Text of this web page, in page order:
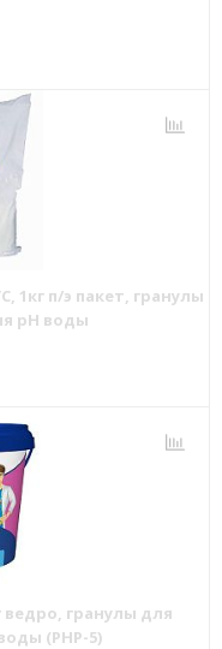
п/э пакет, гранулы
рН воды
ведро, гранулы для
(PHP-5)